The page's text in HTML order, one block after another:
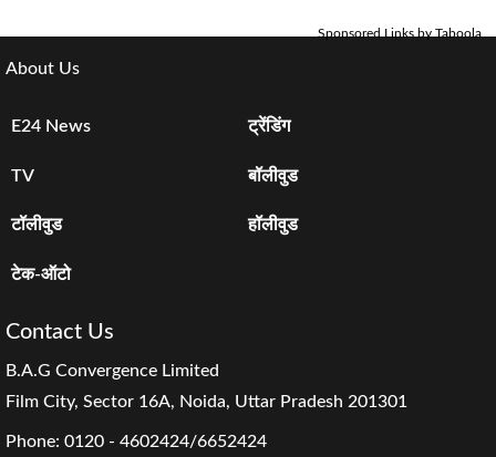
Sponsored Links by Taboola
About Us
E24 News ट्रेंडिंग
TV बॉलीवुड
टॉलीवुड हॉलीवुड
टेक-ऑटो
Contact Us
B.A.G Convergence Limited
Film City, Sector 16A, Noida, Uttar Pradesh 201301
Phone: 0120 - 4602424/6652424